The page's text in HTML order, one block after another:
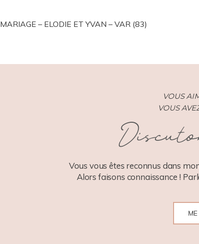
MARIAGE – ELODIE ET YVAN – VAR (83)
VOUS
VOUS
Vous vous êtes reconnus dans
Alors faisons connaissance !